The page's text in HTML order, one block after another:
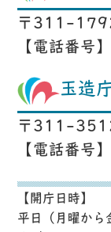
〒311-
【電話番
玉造
〒311-
【電話番
【開庁日時】
平日（月曜か